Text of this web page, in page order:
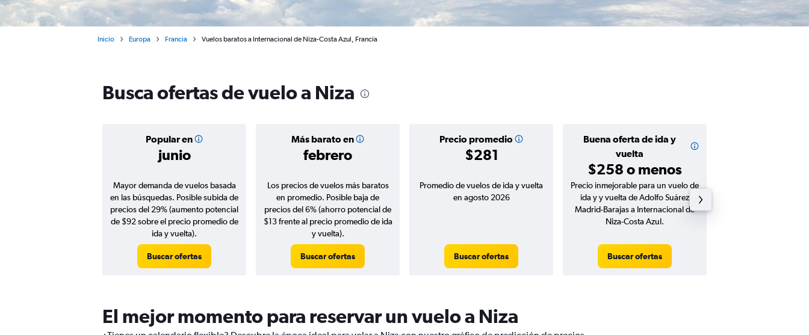
Inicio Europa Francia Vuelos baratos a Internacional de Niza-Costa Azul, Francia
Busca ofertas de vuelo a Niza
Popular en
junio
Más barato en
febrero
Precio promedio
$281
Buena oferta de ida y
vuelta
$258 o menos
Mayor demanda de vuelos basada
en las búsquedas. Posible subida de
precios del 29% (aumento potencial
de $92 sobre el precio promedio de
ida y vuelta).
Buscar ofertas
Los precios de vuelos más baratos
en promedio. Posible baja de
precios del 6% (ahorro potencial de
$13 frente al precio promedio de ida
y vuelta).
Buscar ofertas
Promedio de vuelos de ida y vuelta
en agosto 2026
Buscar ofertas
Precio inmejorable para un vuelo de
ida y y vuelta de Adolfo Suárez
Madrid-Barajas a Internacional de
Niza-Costa Azul.
Buscar ofertas
El mejor momento para reservar un vuelo a Niza